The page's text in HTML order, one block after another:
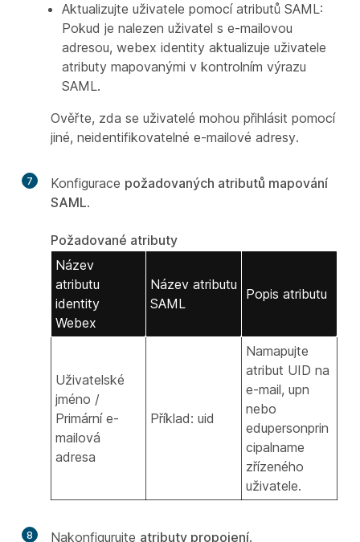
Aktualizujte uživatele pomocí atributů SAML:
Pokud je nalezen uživatel s e-mailovou
adresou, webex identity aktualizuje uživatele
atributy mapovanými v kontrolním výrazu
SAML.
Ověřte, zda se uživatelé mohou přihlásit pomocí
jiné, neidentifikovatelné e-mailové adresy.
7 Konfigurace požadovaných atributů mapování
SAML.
Požadované atributy
Název
atributu
identity
Webex
Název atributu
SAML
Popis atributu
Uživatelské
jméno /
Primární e-
mailová
adresa
Příklad: uid
Namapujte
atribut UID na
e-mail, upn
nebo
edupersonprin
cipalname
zřízeného
uživatele.
8 Nakonfigurujte atributy propojení.